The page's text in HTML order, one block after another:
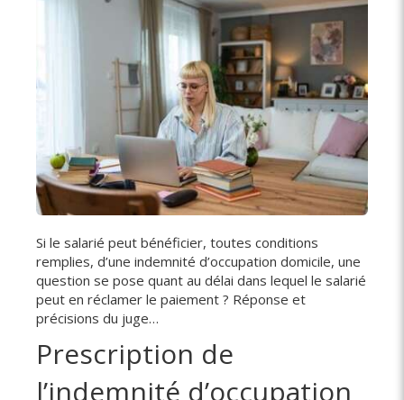
Si le salarié peut bénéficier, toutes conditions
remplies, d’une indemnité d’occupation domicile, une
question se pose quant au délai dans lequel le salarié
peut en réclamer le paiement ? Réponse et
précisions du juge…
Prescription de
l’indemnité d’occupation